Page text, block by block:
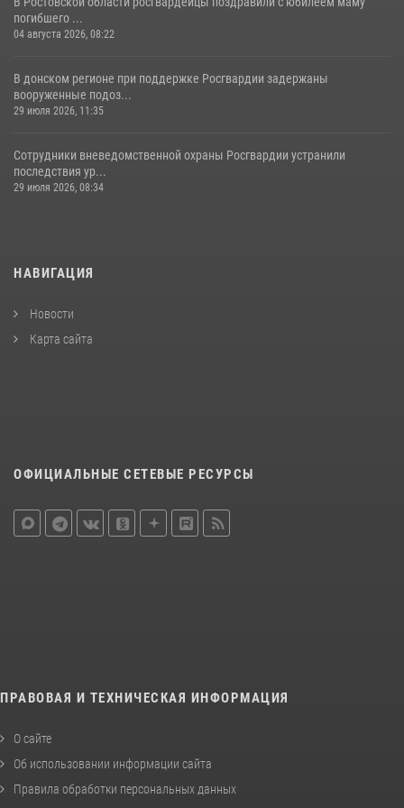
погибшего ...
04 августа 2026, 08:22
В донском регионе при поддержке Росгвардии задержаны
вооруженные подоз...
29 июля 2026, 11:35
Сотрудники вневедомственной охраны Росгвардии устранили
последствия ур...
29 июля 2026, 08:34
НАВИГАЦИЯ
Новости
Карта сайта
ОФИЦИАЛЬНЫЕ СЕТЕВЫЕ РЕСУРСЫ
ПРАВОВАЯ И ТЕХНИЧЕСКАЯ ИНФОРМАЦИЯ
О сайте
Об использовании информации сайта
Правила обработки персональных данных